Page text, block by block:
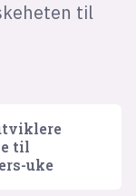
til
til
uke